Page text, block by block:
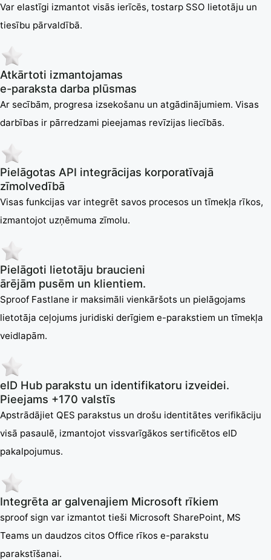
Var elastīgi izmantot visās ierīcēs, tostarp SSO lietotāju un
tiesību pārvaldībā.
Atkārtoti izmantojamas
e-paraksta darba plūsmas
Ar secībām, progresa izsekošanu un atgādinājumiem. Visas
darbības ir pārredzami pieejamas revīzijas liecībās.
Pielāgotas API integrācijas korporatīvajā
zīmolvedībā
Visas funkcijas var integrēt savos procesos un tīmekļa rīkos,
izmantojot uzņēmuma zīmolu.
Pielāgoti lietotāju braucieni
ārējām pusēm un klientiem.
Sproof Fastlane ir maksimāli vienkāršots un pielāgojams
lietotāja ceļojums juridiski derīgiem e-parakstiem un tīmekļa
veidlapām.
eID Hub parakstu un identifikatoru izveidei.
Pieejams +170 valstīs
Apstrādājiet QES parakstus un drošu identitātes verifikāciju
visā pasaulē, izmantojot vissvarīgākos sertificētos eID
pakalpojumus.
Integrēta ar galvenajiem Microsoft rīkiem
sproof sign var izmantot tieši Microsoft SharePoint, MS
Teams un daudzos citos Office rīkos e-parakstu
parakstīšanai.